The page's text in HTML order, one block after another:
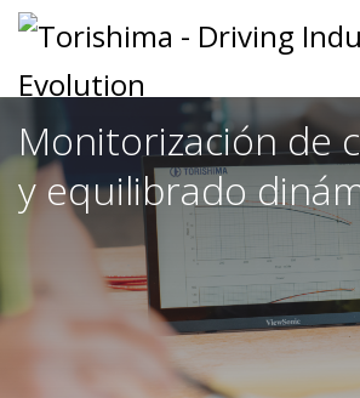
Monitorización de
y equilibrado